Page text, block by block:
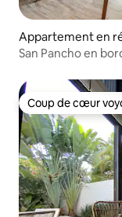
Appartement en
San Pancho en
Coup de cœur
Coup de cœur